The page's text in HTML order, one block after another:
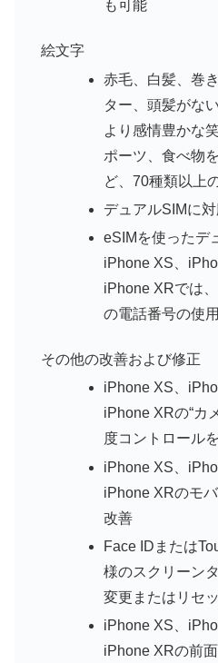
も可能
絵文字
赤毛、白髪、巻
ター、頭髪がな
より感情豊かな
ポーツ、食べ物
ど、70種類以上
デュアルSIMに
eSIMを使ったデ
iPhone XS、
iPhone XRでは
の電話番号の使
その他の改善および修正
iPhone XS、
iPhone XRの“カ
度コントロール
iPhone XS、
iPhone XRのモ
改善
Face IDまたは
様のスクリーン
変更またはリセ
iPhone XS、
iPhone XRの前